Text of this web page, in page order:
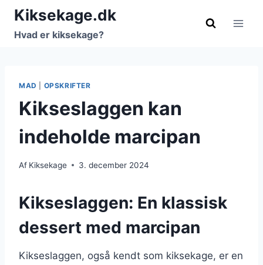
Fortsæt
indhold
Kiksekage.dk
Hvad er kiksekage?
MAD OPSKRIFTER
Kikseslaggen kan
indeholde marcipan
Af Kiksekage 3. december 2024
Kikseslaggen: En klassisk
dessert med marcipan
Kikseslaggen, også kendt som kiksekage, er en